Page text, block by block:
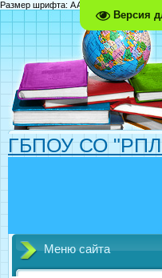
Версия
Размер шрифта: AA
ГБПОУ СО
Меню сайта